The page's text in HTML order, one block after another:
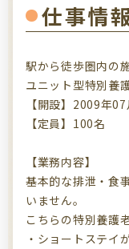
仕事情
駅から徒歩圏内の
ユニット型特別養
【開設】2009年
【定員】100名
【業務内容】
基本的な排泄・食
いません。
こちらの特別養護
・ショートステイ